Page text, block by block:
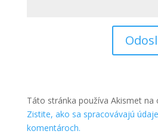
Táto stránka používa Akismet na
Zistite, ako sa spracovávajú
komentároch.